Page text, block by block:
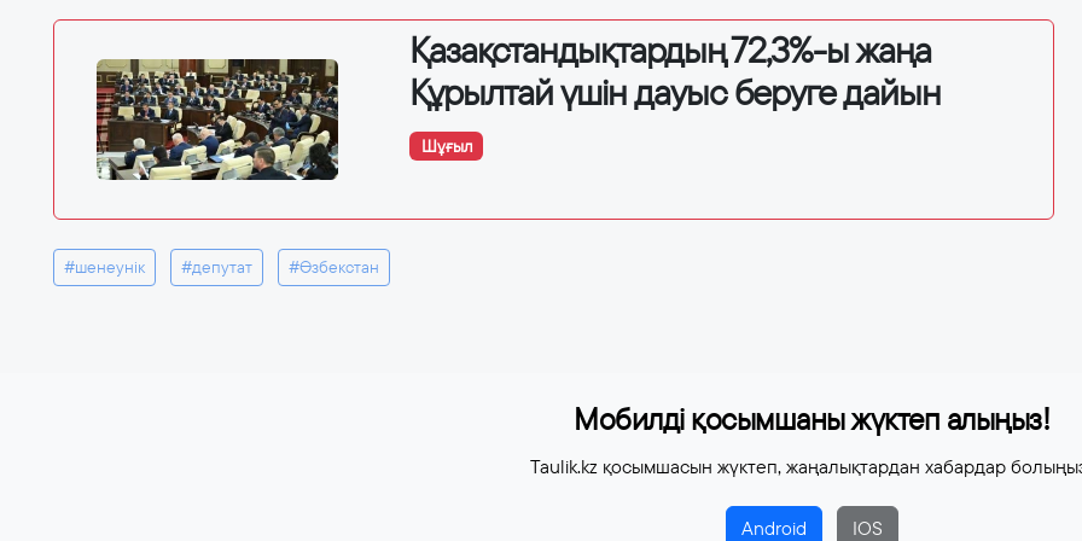
Қазақстандықтардың 72,3%-ы жаңа
Құрылтай үшін дауыс беруге дайын
Шұғыл
#шенеунік #депутат #Өзбекстан
Мобилді қосымшаны жүктеп алыңыз!
Taulik.kz қосымшасын жүктеп, жаңалықтардан хабардар
Android IOS